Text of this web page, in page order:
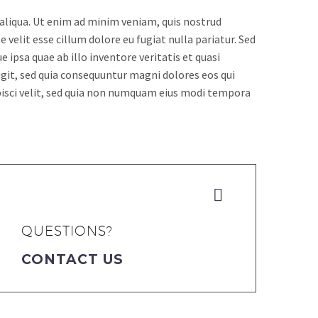
Ut enim ad minim veniam, quis nostrud
esse cillum dolore eu fugiat nulla pariatur. Sed
ipsa quae ab illo inventore veritatis et quasi
sed quia consequuntur magni dolores eos qui
velit, sed quia non numquam eius modi tempora


QUESTIONS?
CONTACT US